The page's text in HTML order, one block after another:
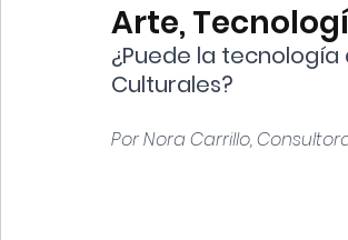
Arte,
¿Puede la
Culturales?
Por Nora Carrillo,